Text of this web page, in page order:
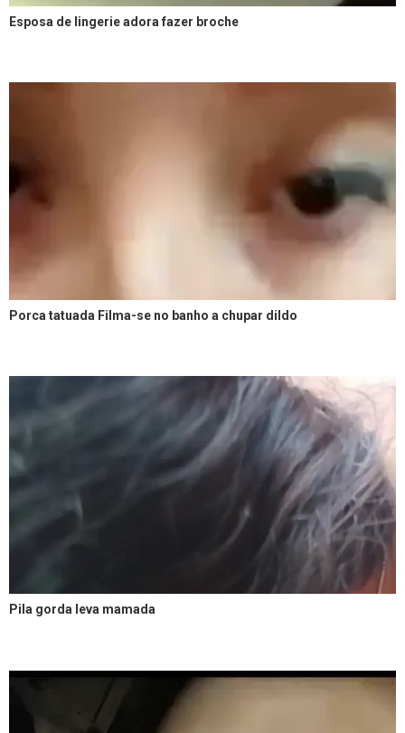
Esposa de lingerie adora fazer broche
Porca tatuada Filma-se no banho a chupar dildo
Pila gorda leva mamada